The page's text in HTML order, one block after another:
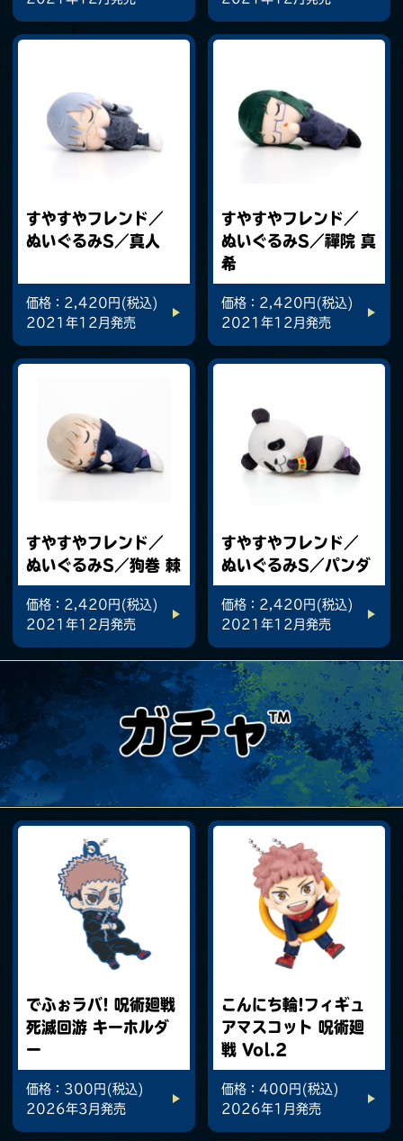
すやすやフレンド／
ぬいぐるみS／真人
価格：2,420円(税込)
2021年12月発売
すやすやフレンド／
ぬいぐるみS／禪院 真
希
価格：2,420円(税込)
2021年12月発売
すやすやフレンド／
ぬいぐるみS／狗巻 棘
価格：2,420円(税込)
2021年12月発売
すやすやフレンド／
ぬいぐるみS／パンダ
価格：2,420円(税込)
2021年12月発売
でふぉラバ! 呪術廻戦
死滅回游 キーホルダ
ー
価格：300円(税込)
2026年3月発売
こんにち輪!フィギュ
アマスコット 呪術廻
戦 Vol.2
価格：400円(税込)
2026年1月発売